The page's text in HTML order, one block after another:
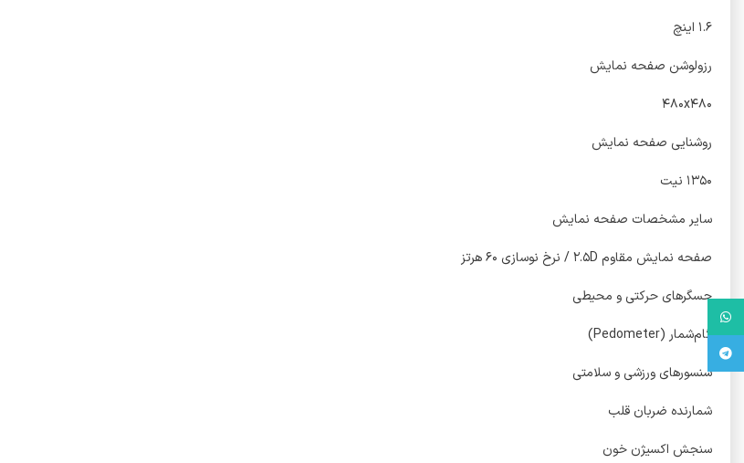
۱.۶ اینچ
رزولوشن صفحه نمایش
۴۸۰x۴۸۰
روشنایی صفحه نمایش
۱۳۵۰ نیت
سایر مشخصات صفحه نمایش
صفحه نمایش مقاوم ۲.۵D / نرخ نوسازی ۶۰ هرتز
حسگرهای حرکتی و محیطی
گام‌شمار (Pedometer)
سنسورهای ورزشی و سلامتی
شمارنده ضربان قلب
سنجش اکسیژن خون